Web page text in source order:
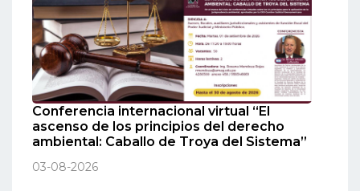
Conferencia internacional virtual “El
ascenso de los principios del derecho
ambiental: Caballo de Troya del Sistema”
03-08-2026